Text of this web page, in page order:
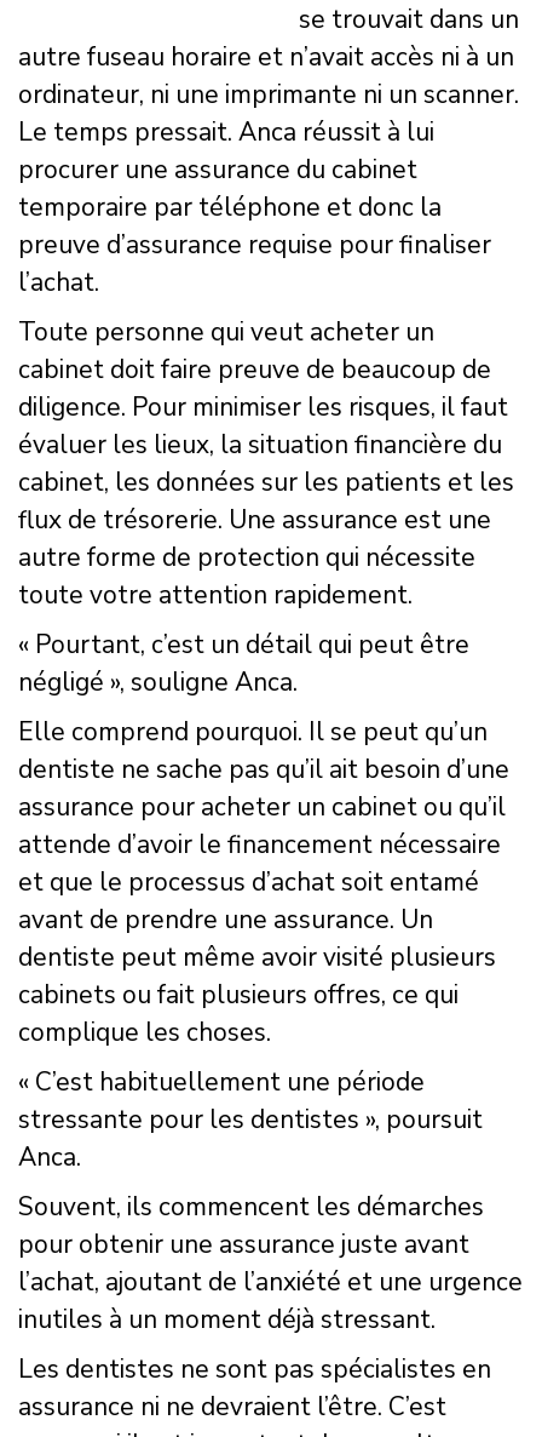
se trouvait dans un
autre fuseau horaire et n’avait accès ni à un
ordinateur, ni une imprimante ni un scanner.
Le temps pressait. Anca réussit à lui
procurer une assurance du cabinet
temporaire par téléphone et donc la
preuve d’assurance requise pour finaliser
l’achat.
Toute personne qui veut acheter un
cabinet doit faire preuve de beaucoup de
diligence. Pour minimiser les risques, il faut
évaluer les lieux, la situation financière du
cabinet, les données sur les patients et les
flux de trésorerie. Une assurance est une
autre forme de protection qui nécessite
toute votre attention rapidement.
« Pourtant, c’est un détail qui peut être
négligé », souligne Anca.
Elle comprend pourquoi. Il se peut qu’un
dentiste ne sache pas qu’il ait besoin d’une
assurance pour acheter un cabinet ou qu’il
attende d’avoir le financement nécessaire
et que le processus d’achat soit entamé
avant de prendre une assurance. Un
dentiste peut même avoir visité plusieurs
cabinets ou fait plusieurs offres, ce qui
complique les choses.
« C’est habituellement une période
stressante pour les dentistes », poursuit
Anca.
Souvent, ils commencent les démarches
pour obtenir une assurance juste avant
l’achat, ajoutant de l’anxiété et une urgence
inutiles à un moment déjà stressant.
Les dentistes ne sont pas spécialistes en
assurance ni ne devraient l’être. C’est